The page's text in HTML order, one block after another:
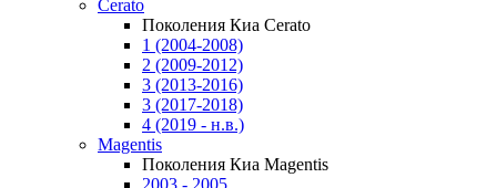
Cerato
Поколения Киа Cerato
1 (2004-2008)
2 (2009-2012)
3 (2013-2016)
3 (2017-2018)
4 (2019 - н.в.)
Magentis
Поколения Киа Magentis
2003 - 2005